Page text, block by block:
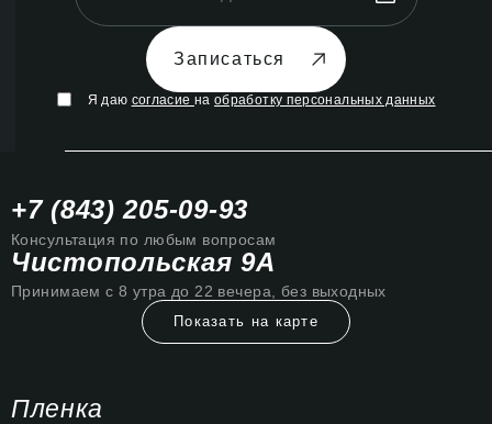
Записаться
Я даю согласие наобработку персональных данных
+7 (843) 205-09-93
Консультация по любым вопросам
Чистопольская 9А
Принимаем с 8 утра до 22 вечера, без выходных
Показать на карте
Пленка